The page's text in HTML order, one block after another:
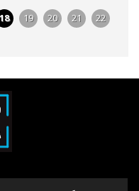
18 19 20 21 22